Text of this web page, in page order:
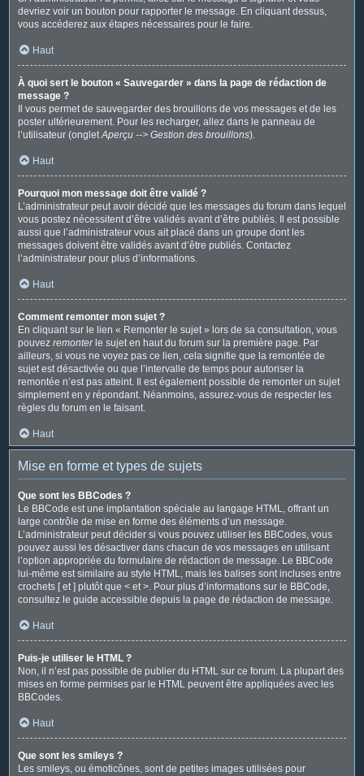
devriez voir un bouton pour rapporter le message. En cliquant dessus,
vous accéderez aux étapes nécessaires pour le faire.
Haut
À quoi sert le bouton « Sauvegarder » dans la page de rédaction de
message ?
Il vous permet de sauvegarder des brouillons de vos messages et de les
poster ultérieurement. Pour les recharger, allez dans le panneau de
l’utilisateur (ongletAperçu --> Gestion des brouillons).
Haut
Pourquoi mon message doit être validé ?
L’administrateur peut avoir décidé que les messages du forum dans lequel
vous postez nécessitent d’être validés avant d’être publiés. Il est possible
aussi que l’administrateur vous ait placé dans un groupe dont les
messages doivent être validés avant d’être publiés. Contactez
l’administrateur pour plus d’informations.
Haut
Comment remonter mon sujet ?
En cliquant sur le lien « Remonter le sujet » lors de sa consultation, vous
pouvez remonterle sujet en haut du forum sur la première page. Par
ailleurs, si vous ne voyez pas ce lien, cela signifie que la remontée de
sujet est désactivée ou que l’intervalle de temps pour autoriser la
remontée n’est pas atteint. Il est également possible de remonter un sujet
simplement en y répondant. Néanmoins, assurez-vous de respecter les
règles du forum en le faisant.
Haut
Mise en forme et types de sujets
Que sont les BBCodes ?
Le BBCode est une implantation spéciale au langage HTML, offrant un
large contrôle de mise en forme des éléments d’un message.
L’administrateur peut décider si vous pouvez utiliser les BBCodes, vous
pouvez aussi les désactiver dans chacun de vos messages en utilisant
l’option appropriée du formulaire de rédaction de message. Le BBCode
lui-même est similaire au style HTML, mais les balises sont incluses entre
crochets [ et ] plutôt que < et >. Pour plus d’informations sur le BBCode,
consultez le guide accessible depuis la page de rédaction de message.
Haut
Puis-je utiliser le HTML ?
Non, il n’est pas possible de publier du HTML sur ce forum. La plupart des
mises en forme permises par le HTML peuvent être appliquées avec les
BBCodes.
Haut
Que sont les smileys ?
Les smileys, ou émoticônes, sont de petites images utilisées pour